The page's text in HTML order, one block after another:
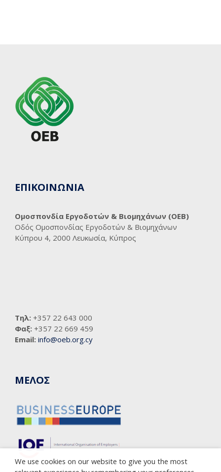
ΕΠΙΚΟΙΝΩΝΙΑ
Ομοσπονδία Εργοδοτών & Βιομηχάνων (ΟΕΒ)
Οδός Ομοσπονδίας Εργοδοτών & Βιομηχάνων
Κύπρου 4, 2000 Λευκωσία, Κύπρος
Τηλ: +357 22 643 000
Φαξ: +357 22 669 459
Email: info@oeb.org.cy
ΜΕΛΟΣ
We use cookies on our website to give you the most